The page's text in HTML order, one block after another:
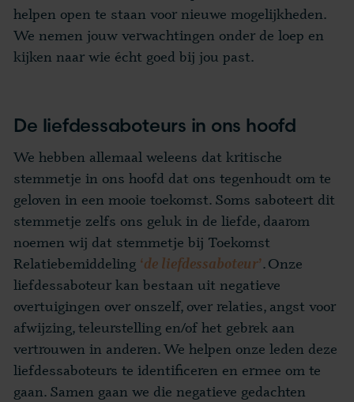
helpen open te staan voor nieuwe mogelijkheden.
We nemen jouw verwachtingen onder de loep en
kijken naar wie écht goed bij jou past.
De liefdessaboteurs in ons hoofd
We hebben allemaal weleens dat kritische
stemmetje in ons hoofd dat ons tegenhoudt om te
geloven in een mooie toekomst. Soms saboteert dit
stemmetje zelfs ons geluk in de liefde, daarom
noemen wij dat stemmetje bij Toekomst
Relatiebemiddeling ‘de liefdessaboteur’. Onze
liefdessaboteur kan bestaan uit negatieve
overtuigingen over onszelf, over relaties, angst voor
afwijzing, teleurstelling en/of het gebrek aan
vertrouwen in anderen. We helpen onze leden deze
liefdessaboteurs te identificeren en ermee om te
gaan. Samen gaan we die negatieve gedachten